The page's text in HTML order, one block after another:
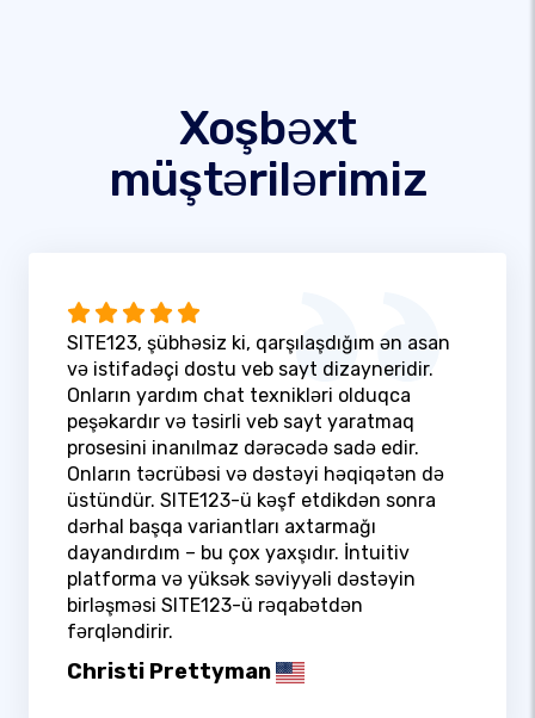
Xoşbəxt
müştərilərimiz
SITE123, şübhəsiz ki, qarşılaşdığım ən asan
və istifadəçi dostu veb sayt dizayneridir.
Onların yardım chat texnikləri olduqca
peşəkardır və təsirli veb sayt yaratmaq
prosesini inanılmaz dərəcədə sadə edir.
Onların təcrübəsi və dəstəyi həqiqətən də
üstündür. SITE123-ü kəşf etdikdən sonra
dərhal başqa variantları axtarmağı
dayandırdım – bu çox yaxşıdır. İntuitiv
platforma və yüksək səviyyəli dəstəyin
birləşməsi SITE123-ü rəqabətdən
fərqləndirir.
Christi Prettyman